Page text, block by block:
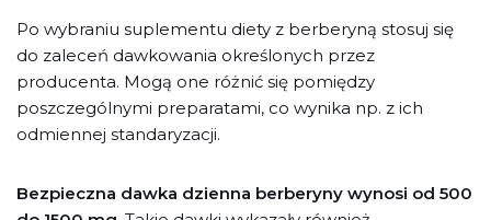
Po wybraniu suplementu diety z berberyną stosuj się
do zaleceń dawkowania określonych przez
producenta. Mogą one różnić się pomiędzy
poszczególnymi preparatami, co wynika np. z ich
odmiennej standaryzacji.
Bezpieczna dawka dzienna berberyny wynosi od 500